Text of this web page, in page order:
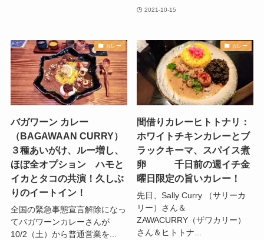
2021-10-15
カレー
バガワーン カレー
（BAGAWAAN CURRY）
３種あいがけ、ルー増し、
ほぼ全オプション ハモと
イカとタコの共演！久しぶ
りのイートイン！
全国の緊急事態宣言解除になっ
てバガワーンカレーさんが
10/2（土）から普通営業を...
カレー
間借りカレーヒトトナリ：
ホワイトチキンカレーとブ
ラックキーマ、スパイス煮
卵 千日前の週イチ金
曜日限定の旨いカレー！
先日、Sally Curry （サリーカ
リー）さん＆
ZAWACURRY（ザワカリー）
さん＆ヒトトナ...